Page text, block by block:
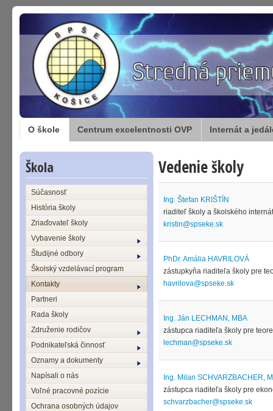
O škole Centrum excelentnosti OVP Internát a
Škola
Súčasnosť
História školy
Zriaďovateľ školy
Vybavenie školy
Študijné odbory
Školský vzdelávací program
Kontakty
Partneri
Rada školy
Združenie rodičov
Podnikateľská činnosť
Oznamy a dokumenty
Napísali o nás
Voľné pracovné pozície
Ochrana osobných údajov
Vedenie školy
Ing. Štefan KRIŠTÍN
riaditeľ školy a školského
kristin@spseke.sk
PhDr. Amália HAVRILOVÁ
zástupkyňa riaditeľa školy pre
havrilova@spseke.sk
Ing. Ján LECHMAN, MBA
zástupca riaditeľa školy pre
lechman@spseke.sk
Ing. Milan SCHVARZBACHER,
zástupca riaditeľa školy pre
schvarzbacher@spseke.sk